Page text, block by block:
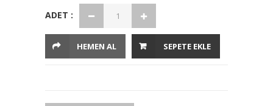
ADET :
HEMEN AL SEPETE EKLE